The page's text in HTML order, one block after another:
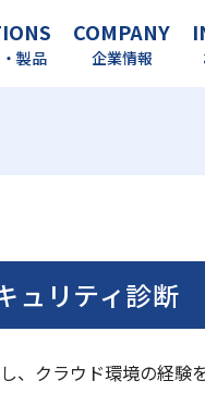
製品
COMPANY
企業情報
ュリティ診断
、クラウド環境の経験